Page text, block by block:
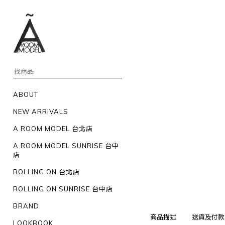
ABOUT
NEW ARRIVALS
A ROOM MODEL 台北店
A ROOM MODEL SUNRISE 台中
店
ROLLING ON 台北店
ROLLING ON SUNRISE 台中店
BRAND
LOOKBOOK
商品描述 送貨及付